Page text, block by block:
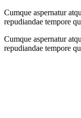
Cumque aspernatur
repudiandae tempore
Cumque aspernatur
repudiandae tempore